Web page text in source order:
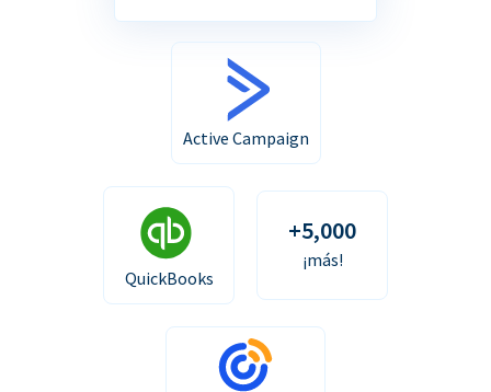
Active Campaign
QuickBooks
+5,000
¡más!